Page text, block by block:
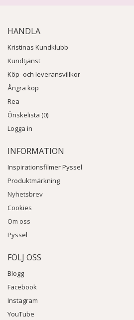
HANDLA
Kristinas Kundklubb
Kundtjänst
Köp- och leveransvillkor
Ångra köp
Rea
Önskelista (0)
Logga in
INFORMATION
Inspirationsfilmer Pyssel
Produktmärkning
Nyhetsbrev
Cookies
Om oss
Pyssel
FÖLJ OSS
Blogg
Facebook
Instagram
YouTube